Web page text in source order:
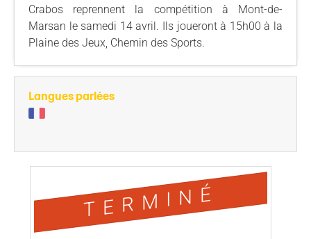
Crabos reprennent la compétition à Mont-de-
Marsan le samedi 14 avril. Ils joueront à 15h00 à la
Plaine des Jeux, Chemin des Sports.
Langues parlées
TERMINÉ